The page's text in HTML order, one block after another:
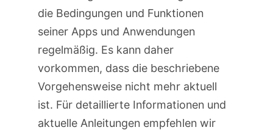
die Bedingungen und Funktionen
seiner Apps und Anwendungen
regelmäßig. Es kann daher
vorkommen, dass die beschriebene
Vorgehensweise nicht mehr aktuell
ist. Für detaillierte Informationen und
aktuelle Anleitungen empfehlen wir